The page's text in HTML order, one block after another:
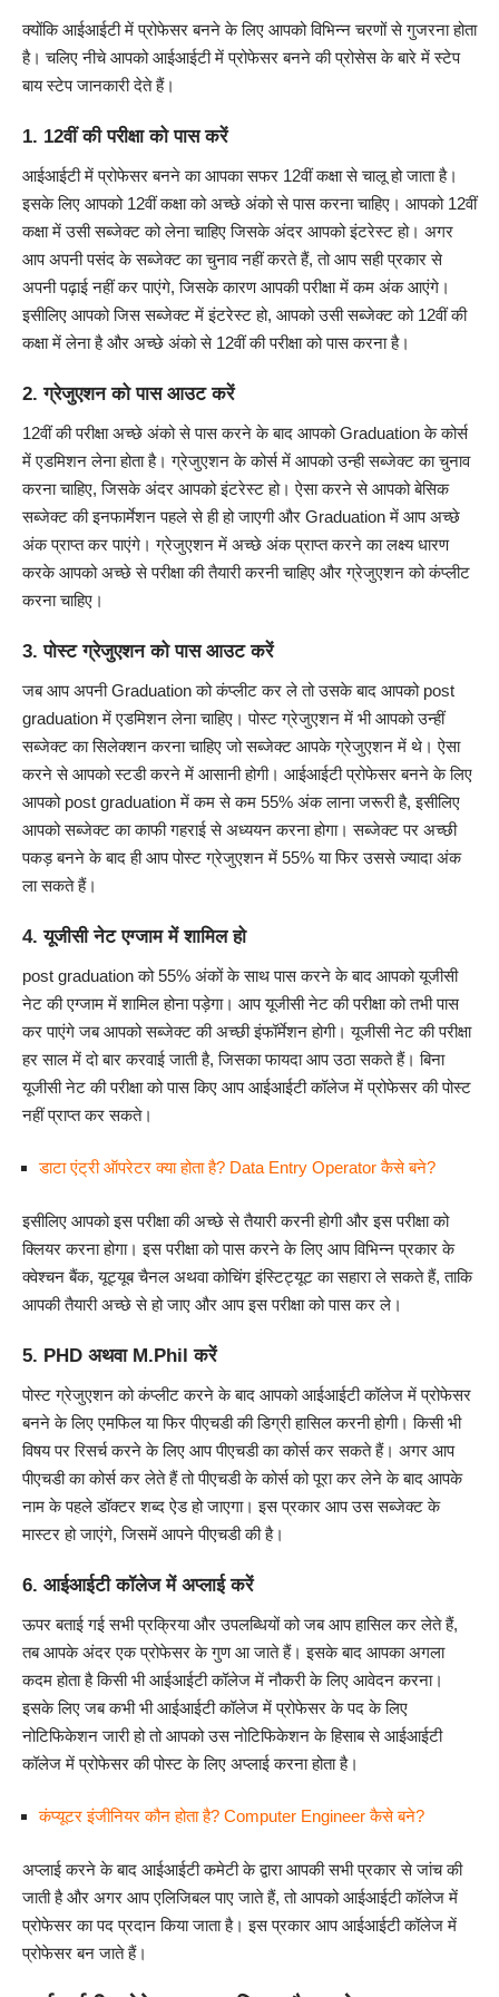
क्योंकि आईआईटी में प्रोफेसर बनने के लिए आपको विभिन्न चरणों से गुजरना होता
है। चलिए नीचे आपको आईआईटी में प्रोफेसर बनने की प्रोसेस के बारे में स्टेप
बाय स्टेप जानकारी देते हैं।
1. 12वीं की परीक्षा को पास करें
आईआईटी में प्रोफेसर बनने का आपका सफर 12वीं कक्षा से चालू हो जाता है।
इसके लिए आपको 12वीं कक्षा को अच्छे अंको से पास करना चाहिए। आपको 12वीं
कक्षा में उसी सब्जेक्ट को लेना चाहिए जिसके अंदर आपको इंटरेस्ट हो। अगर
आप अपनी पसंद के सब्जेक्ट का चुनाव नहीं करते हैं, तो आप सही प्रकार से
अपनी पढ़ाई नहीं कर पाएंगे, जिसके कारण आपकी परीक्षा में कम अंक आएंगे।
इसीलिए आपको जिस सब्जेक्ट में इंटरेस्ट हो, आपको उसी सब्जेक्ट को 12वीं की
कक्षा में लेना है और अच्छे अंको से 12वीं की परीक्षा को पास करना है।
2. ग्रेजुएशन को पास आउट करें
12वीं की परीक्षा अच्छे अंको से पास करने के बाद आपको Graduation के कोर्स
में एडमिशन लेना होता है। ग्रेजुएशन के कोर्स में आपको उन्ही सब्जेक्ट का चुनाव
करना चाहिए, जिसके अंदर आपको इंटरेस्ट हो। ऐसा करने से आपको बेसिक
सब्जेक्ट की इनफार्मेशन पहले से ही हो जाएगी और Graduation में आप अच्छे
अंक प्राप्त कर पाएंगे। ग्रेजुएशन में अच्छे अंक प्राप्त करने का लक्ष्य धारण
करके आपको अच्छे से परीक्षा की तैयारी करनी चाहिए और ग्रेजुएशन को कंप्लीट
करना चाहिए।
3. पोस्ट ग्रेजुएशन को पास आउट करें
जब आप अपनी Graduation को कंप्लीट कर ले तो उसके बाद आपको post
graduation में एडमिशन लेना चाहिए। पोस्ट ग्रेजुएशन में भी आपको उन्हीं
सब्जेक्ट का सिलेक्शन करना चाहिए जो सब्जेक्ट आपके ग्रेजुएशन में थे। ऐसा
करने से आपको स्टडी करने में आसानी होगी। आईआईटी प्रोफेसर बनने के लिए
आपको post graduation में कम से कम 55% अंक लाना जरूरी है, इसीलिए
आपको सब्जेक्ट का काफी गहराई से अध्ययन करना होगा। सब्जेक्ट पर अच्छी
पकड़ बनने के बाद ही आप पोस्ट ग्रेजुएशन में 55% या फिर उससे ज्यादा अंक
ला सकते हैं।
4. यूजीसी नेट एग्जाम में शामिल हो
post graduation को 55% अंकों के साथ पास करने के बाद आपको यूजीसी
नेट की एग्जाम में शामिल होना पड़ेगा। आप यूजीसी नेट की परीक्षा को तभी पास
कर पाएंगे जब आपको सब्जेक्ट की अच्छी इंफॉर्मेशन होगी। यूजीसी नेट की परीक्षा
हर साल में दो बार करवाई जाती है, जिसका फायदा आप उठा सकते हैं। बिना
यूजीसी नेट की परीक्षा को पास किए आप आईआईटी कॉलेज में प्रोफेसर की पोस्ट
नहीं प्राप्त कर सकते।
डाटा एंट्री ऑपरेटर क्या होता है? Data Entry Operator कैसे बने?
इसीलिए आपको इस परीक्षा की अच्छे से तैयारी करनी होगी और इस परीक्षा को
क्लियर करना होगा। इस परीक्षा को पास करने के लिए आप विभिन्न प्रकार के
क्वेश्चन बैंक, यूट्यूब चैनल अथवा कोचिंग इंस्टिट्यूट का सहारा ले सकते हैं, ताकि
आपकी तैयारी अच्छे से हो जाए और आप इस परीक्षा को पास कर ले।
5. PHD अथवा M.Phil करें
पोस्ट ग्रेजुएशन को कंप्लीट करने के बाद आपको आईआईटी कॉलेज में प्रोफेसर
बनने के लिए एमफिल या फिर पीएचडी की डिग्री हासिल करनी होगी। किसी भी
विषय पर रिसर्च करने के लिए आप पीएचडी का कोर्स कर सकते हैं। अगर आप
पीएचडी का कोर्स कर लेते हैं तो पीएचडी के कोर्स को पूरा कर लेने के बाद आपके
नाम के पहले डॉक्टर शब्द ऐड हो जाएगा। इस प्रकार आप उस सब्जेक्ट के
मास्टर हो जाएंगे, जिसमें आपने पीएचडी की है।
6. आईआईटी कॉलेज में अप्लाई करें
ऊपर बताई गई सभी प्रक्रिया और उपलब्धियों को जब आप हासिल कर लेते हैं,
तब आपके अंदर एक प्रोफेसर के गुण आ जाते हैं। इसके बाद आपका अगला
कदम होता है किसी भी आईआईटी कॉलेज में नौकरी के लिए आवेदन करना।
इसके लिए जब कभी भी आईआईटी कॉलेज में प्रोफेसर के पद के लिए
नोटिफिकेशन जारी हो तो आपको उस नोटिफिकेशन के हिसाब से आईआईटी
कॉलेज में प्रोफेसर की पोस्ट के लिए अप्लाई करना होता है।
कंप्यूटर इंजीनियर कौन होता है? Computer Engineer कैसे बने?
अप्लाई करने के बाद आईआईटी कमेटी के द्वारा आपकी सभी प्रकार से जांच की
जाती है और अगर आप एलिजिबल पाए जाते हैं, तो आपको आईआईटी कॉलेज में
प्रोफेसर का पद प्रदान किया जाता है। इस प्रकार आप आईआईटी कॉलेज में
प्रोफेसर बन जाते हैं।